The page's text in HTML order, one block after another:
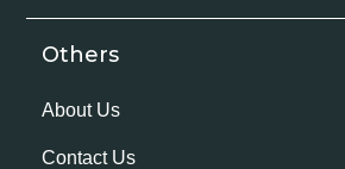
Others
About Us
Contact Us